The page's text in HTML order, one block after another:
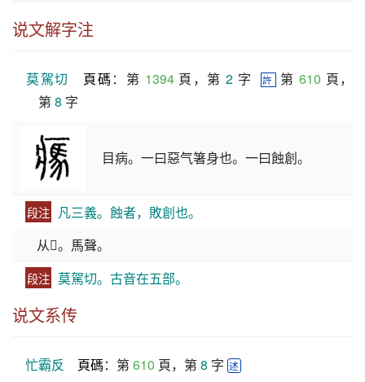
说文解字注
莫駕切 頁碼 ：第 1394 頁，第 2 字 許 第 610 頁，
第 8 字
目病。一曰惡气箸身也。一曰蝕創。
段注 凡三義。蝕者，敗創也。
从𤕫。馬聲。
段注 莫駕切。古音在五部。
说文系传
忙霸反 頁碼：第 610 頁，第 8 字 述